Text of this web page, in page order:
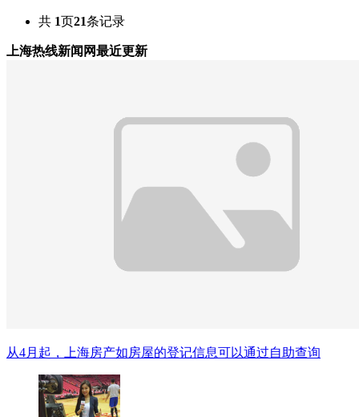
共 1页21条记录
上海热线新闻网最近更新
从4月起，上海房产如房屋的登记信息可以通过自助查询